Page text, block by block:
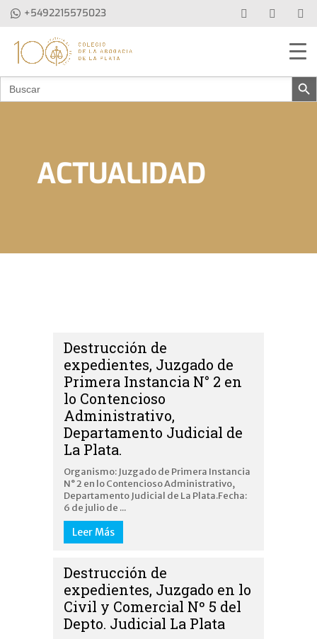
+5492215575023
Buscar: Botón de
ACTUALIDAD
Destrucción de
expedientes, Juzgado de
Primera Instancia N° 2 en
lo Contencioso
Administrativo,
Departamento Judicial de
La Plata.
Organismo: Juzgado de Primera Instancia
N° 2 en lo Contencioso Administrativo,
Departamento Judicial de La Plata.Fecha:
6 de julio de ...
Leer Más
Destrucción de
expedientes, Juzgado en lo
Civil y Comercial Nº 5 del
Depto. Judicial La Plata